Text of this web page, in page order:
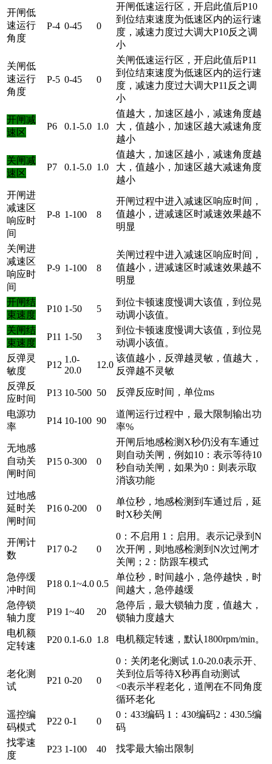
开闸低
速运行
角度
P-4 0-45 0
开闸低速运行区，开启此值后P10
到位结束速度为低速区内的运行速
度，减速力度过大调大P10反之调
小
关闸低
速运行
角度
P-5 0-45 0
关闸低速运行区，开启此值后P11
到位结束速度为低速区内的运行速
度，减速力度过大调大P11反之调
小
开闸减
速区
P6 0.1-5.0 1.0
值越大，加速区越小，减速角度越
大，值越小，加速区越大减速角度
越小
关闸减
速区
P7 0.1-5.0 1.0
值越大，加速区越小，减速角度越
大，值越小，加速区越大减速角度
越小
开闸进
减速区
响应时
间
P-8 1-100 8
开闸过程中进入减速区响应时间，
值越小，进减速区时减速效果越不
明显
关闸进
减速区
响应时
间
P-9 1-100 8
关闸过程中进入减速区响应时间，
值越小，进减速区时减速效果越不
明显
开闸结
束速度
P10 1-50 5
到位卡顿速度慢调大该值，到位晃
动调小该值。
关闸结
束速度
P11 1-50 3
到位卡顿速度慢调大该值，到位晃
动调小该值。
反弹灵
敏度
P12
1.0-
20.0
12.0
该值越小，反弹越灵敏，值越大，
反弹越不灵敏
反弹反
应时间
P13 10-500 50 反弹反应时间，单位ms
电源功
率
P14 10-100 90
道闸运行过程中，最大限制输出功
率%
无地感
自动关
闸时间
P15 0-300 0
开闸后地感检测X秒仍没有车通过
则自动关闸，例如10：表示等待10
秒自动关闸，如果为0：则表示取
消该功能
过地感
延时关
闸时间
P16 0-200 0
单位秒，地感检测到车通过后，延
时X秒关闸
开闸计
数
P17 0-2 0
0：不启用 1：启用。表示记录到N
次开闸，则地感检测到N次过闸才
关闸；2：防跟车模式
急停缓
冲时间
P18 0.1~4.0 0.5
单位秒，时间越小，急停越快，时
间越大，急停越缓
急停锁
轴力度
P19 1~40 20
急停后，最大锁轴力度，值越大，
锁轴力度越大
电机额
定转速
P20 0.1-6.0 1.8 电机额定转速，默认1800rpm/min。
老化测
试
P21 0-20 0
0：关闭老化测试 1.0-20.0表示开、
关到位后等待X秒再自动测试
<0表示半程老化，道闸在不同角度
循环老化
遥控编
码模式
P22 0-1 0
0：433编码 1：430编码2：430.5编
码
找零速
度
P23 1-100 40 找零最大输出限制